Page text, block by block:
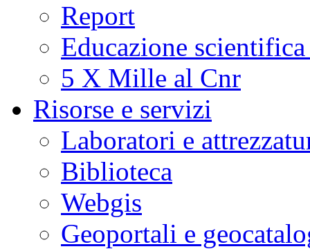
Report
Educazione
5 X Mille al Cnr
Risorse e servizi
Laboratori e
Biblioteca
Webgis
Geoportali e